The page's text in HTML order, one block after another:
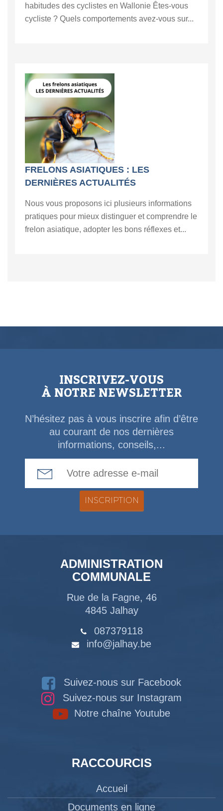
habitudes des cyclistes en Wallonie Êtes-vous
cycliste ? Quels comportements avez-vous sur...
FRELONS ASIATIQUES : LES
DERNIÈRES ACTUALITÉS
Nous vous proposons ici plusieurs informations
pratiques pour mieux distinguer et comprendre le
frelon asiatique, adopter les bons réflexes et...
INSCRIVEZ-VOUS
À NOTRE NEWSLETTER
N’hésitez pas à vous inscrire afin d’être
au courant de nos dernières
informations, conseils,...
ADMINISTRATION
COMMUNALE
Rue de la Fagne, 46
4845 Jalhay
087379118
info@jalhay.be
Suivez-nous sur Facebook
Suivez-nous sur Instagram
Notre chaîne Youtube
RACCOURCIS
Accueil
Documents en ligne